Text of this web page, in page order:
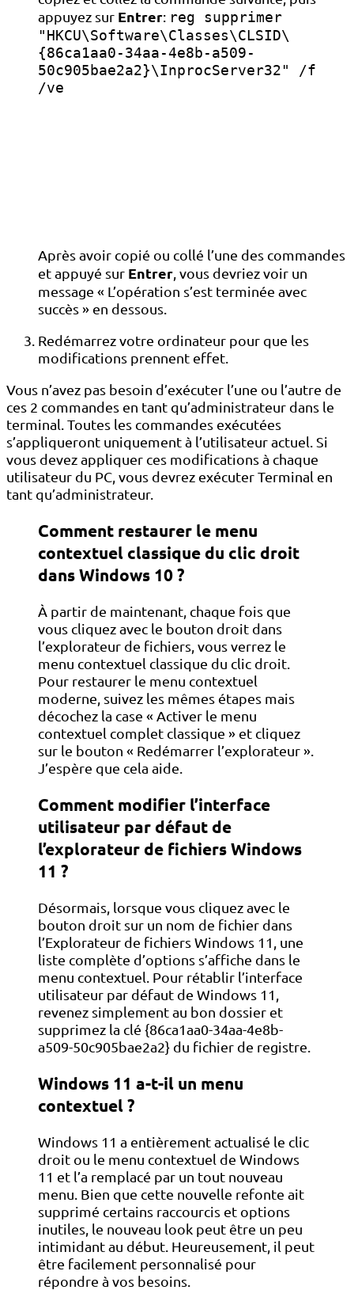
appuyez sur Entrer: reg supprimer
"HKCU\Software\Classes\CLSID\
{86ca1aa0-34aa-4e8b-a509-
50c905bae2a2}\InprocServer32" /f
/ve
Après avoir copié ou collé l’une des commandes
et appuyé sur Entrer , vous devriez voir un
message « L’opération s’est terminée avec
succès » en dessous.
Redémarrez votre ordinateur pour que les
modifications prennent effet.
Vous n’avez pas besoin d’exécuter l’une ou l’autre de
ces 2 commandes en tant qu’administrateur dans le
terminal. Toutes les commandes exécutées
s’appliqueront uniquement à l’utilisateur actuel. Si
vous devez appliquer ces modifications à chaque
utilisateur du PC, vous devrez exécuter Terminal en
tant qu’administrateur.
Comment restaurer le menu
contextuel classique du clic droit
dans Windows 10 ?
À partir de maintenant, chaque fois que
vous cliquez avec le bouton droit dans
l’explorateur de fichiers, vous verrez le
menu contextuel classique du clic droit.
Pour restaurer le menu contextuel
moderne, suivez les mêmes étapes mais
décochez la case « Activer le menu
contextuel complet classique » et cliquez
sur le bouton « Redémarrer l’explorateur ».
J’espère que cela aide.
Comment modifier l’interface
utilisateur par défaut de
l’explorateur de fichiers Windows
11 ?
Désormais, lorsque vous cliquez avec le
bouton droit sur un nom de fichier dans
l’Explorateur de fichiers Windows 11, une
liste complète d’options s’affiche dans le
menu contextuel. Pour rétablir l’interface
utilisateur par défaut de Windows 11,
revenez simplement au bon dossier et
supprimez la clé {86ca1aa0-34aa-4e8b-
a509-50c905bae2a2} du fichier de registre.
Windows 11 a-t-il un menu
contextuel ?
Windows 11 a entièrement actualisé le clic
droit ou le menu contextuel de Windows
11 et l’a remplacé par un tout nouveau
menu. Bien que cette nouvelle refonte ait
supprimé certains raccourcis et options
inutiles, le nouveau look peut être un peu
intimidant au début. Heureusement, il peut
être facilement personnalisé pour
répondre à vos besoins.